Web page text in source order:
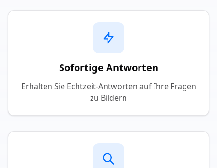
Sofortige Antworten
Erhalten Sie Echtzeit-Antworten auf Ihre Fragen
zu Bildern